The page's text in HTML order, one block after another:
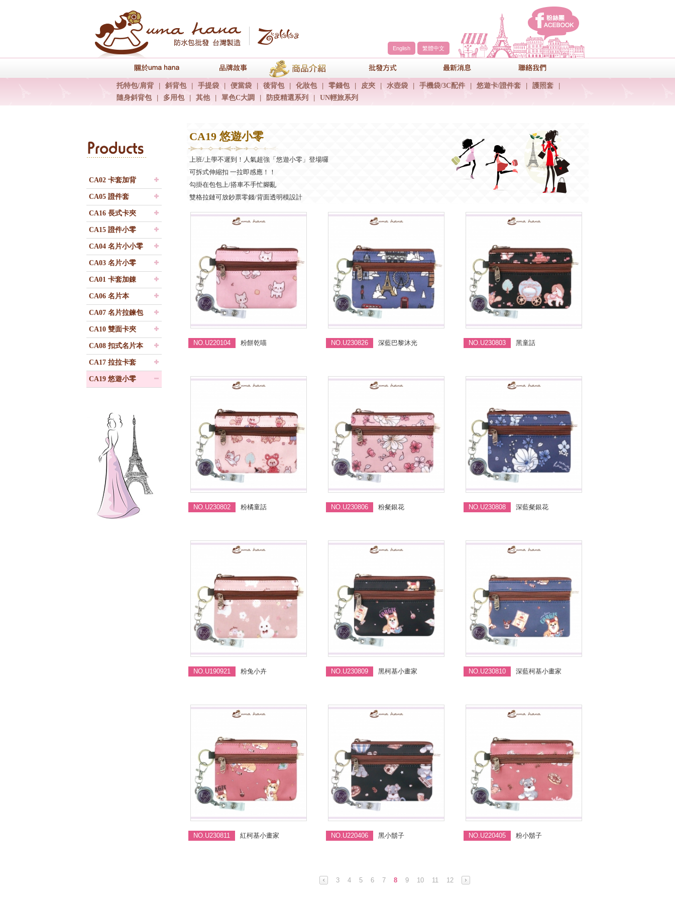
English 繁體中文
關於uma hana 品牌故事
托特包/肩背 斜背包 手提袋 便當袋 後背包 化妝包 零錢包 皮夾 水壺袋 手機袋/3C配件 悠遊卡/證件套 護照套
隨身斜背包
多用包 其他 單色C大調 防疫精選系列 UN輕旅系列
包包批發方式
Products
CA02 卡套加背
CA05 證件套
CA16 長式卡夾
CA15 證件小零
CA04 名片小小零
CA03 名片小零
CA01 卡套加錬
CA06 名片本
CA07 名片拉鍊包
CA10 雙面卡夾
CA08 扣式名片本
CA17 拉拉卡套
CA19 悠遊小零
CA19 悠遊小零
上班/上學不遲到！人氣超強「悠遊小零」登場囉
可拆式伸縮扣 一拉即感應！！
勾掛在包包上/搭車不手忙腳亂
雙格拉鏈可放鈔票零錢/背面透明模設計
也可勾掛鑰匙方便好拿取唷
NO.U220104 粉餅乾喵 NO.U230826 深藍巴黎沐光 NO.U230803 黑童話
NO.U230802 粉橘童話 NO.U230806 粉粲銀花 NO.U230808 深藍粲銀花
NO.U190921 粉兔小卉 NO.U230809 黑柯基小畫家 NO.U230810 深藍柯基小畫家
NO.U230811 紅柯基小畫家 NO.U220406 黑小鬍子 NO.U220405 粉小鬍子
3 4 5 6 7 8 9 10 11 12